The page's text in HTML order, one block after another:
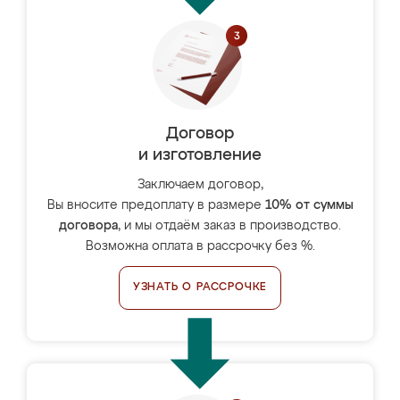
Договор
и изготовление
Заключаем договор,
Вы вносите предоплату в размере 10% от суммы
договора, и мы отдаём заказ в производство.
Возможна оплата в рассрочку без %.
УЗНАТЬ О РАССРОЧКЕ